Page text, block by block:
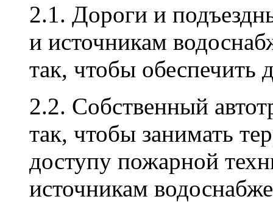
2.1. Дороги и
и источникам
так, чтобы обеспечить
2.2. Собственный
так, чтобы занимать
доступу пожарной
источникам